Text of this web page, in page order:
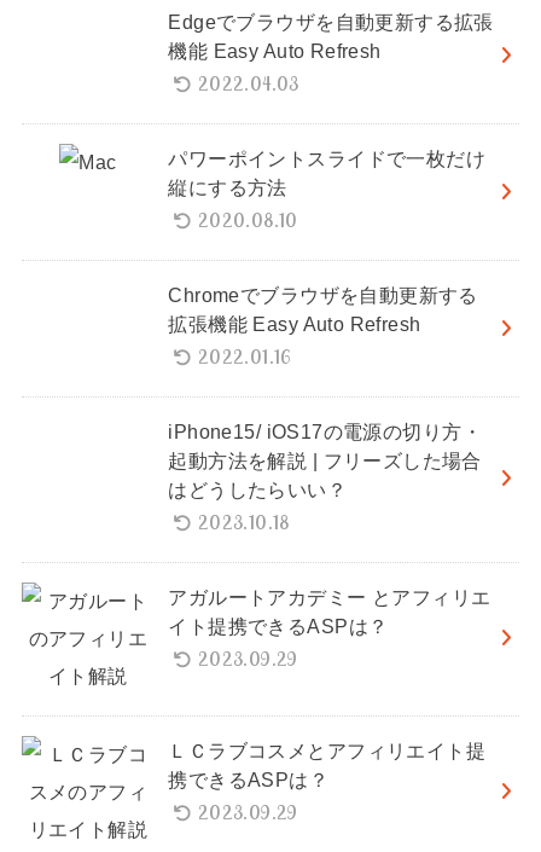
Edgeでブラウザを自動更新する拡張
機能 Easy Auto Refresh
2022.04.03
パワーポイントスライドで一枚だけ
縦にする方法
2020.08.10
Chromeでブラウザを自動更新する
拡張機能 Easy Auto Refresh
2022.01.16
iPhone15/ iOS17の電源の切り方・
起動方法を解説 | フリーズした場合
はどうしたらいい？
2023.10.18
アガルートアカデミー とアフィリエ
イト提携できるASPは？
2023.09.29
ＬＣラブコスメとアフィリエイト提
携できるASPは？
2023.09.29